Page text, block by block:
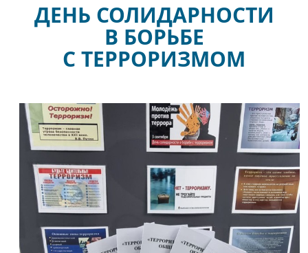
ДЕНЬ СОЛИДАРНОСТИ
В БОРЬБЕ
С ТЕРРОРИЗМОМ